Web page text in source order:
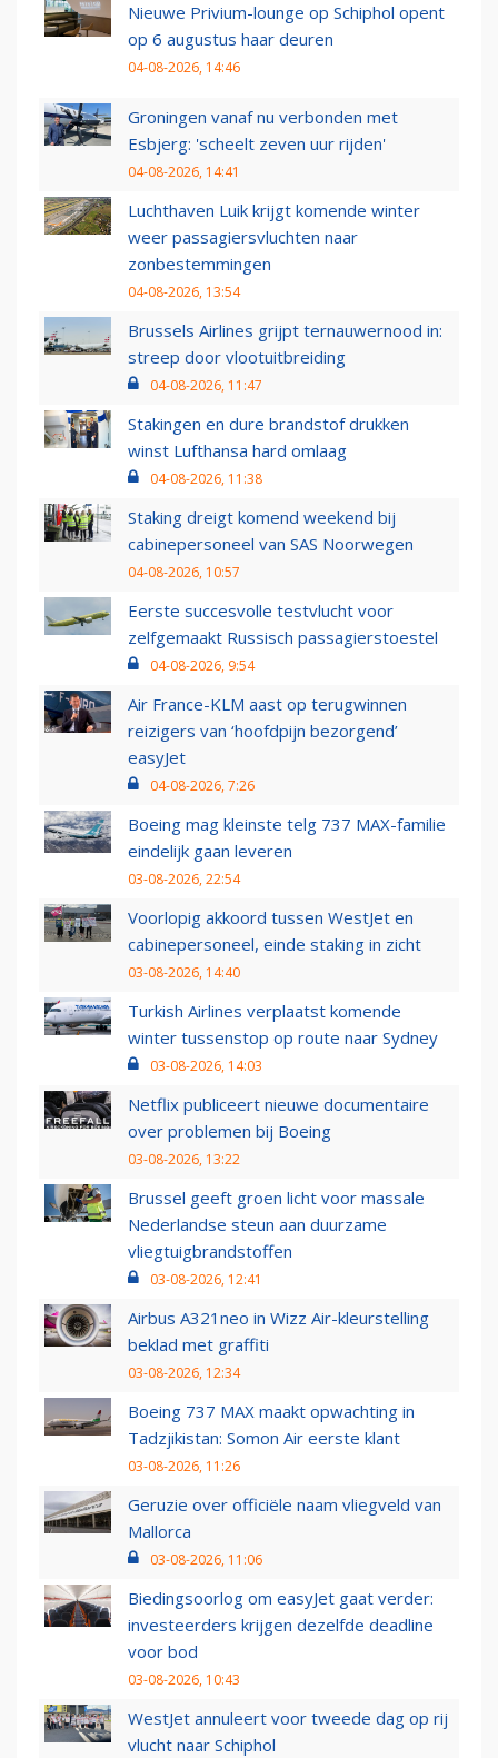
Nieuwe Privium-lounge op Schiphol opent
op 6 augustus haar deuren
04-08-2026, 14:46
Groningen vanaf nu verbonden met
Esbjerg: 'scheelt zeven uur rijden'
04-08-2026, 14:41
Luchthaven Luik krijgt komende winter
weer passagiersvluchten naar
zonbestemmingen
04-08-2026, 13:54
Brussels Airlines grijpt ternauwernood in:
streep door vlootuitbreiding
04-08-2026, 11:47
Stakingen en dure brandstof drukken
winst Lufthansa hard omlaag
04-08-2026, 11:38
Staking dreigt komend weekend bij
cabinepersoneel van SAS Noorwegen
04-08-2026, 10:57
Eerste succesvolle testvlucht voor
zelfgemaakt Russisch passagierstoestel
04-08-2026, 9:54
Air France-KLM aast op terugwinnen
reizigers van ‘hoofdpijn bezorgend’
easyJet
04-08-2026, 7:26
Boeing mag kleinste telg 737 MAX-familie
eindelijk gaan leveren
03-08-2026, 22:54
Voorlopig akkoord tussen WestJet en
cabinepersoneel, einde staking in zicht
03-08-2026, 14:40
Turkish Airlines verplaatst komende
winter tussenstop op route naar Sydney
03-08-2026, 14:03
Netflix publiceert nieuwe documentaire
over problemen bij Boeing
03-08-2026, 13:22
Brussel geeft groen licht voor massale
Nederlandse steun aan duurzame
vliegtuigbrandstoffen
03-08-2026, 12:41
Airbus A321neo in Wizz Air-kleurstelling
beklad met graffiti
03-08-2026, 12:34
Boeing 737 MAX maakt opwachting in
Tadzjikistan: Somon Air eerste klant
03-08-2026, 11:26
Geruzie over officiële naam vliegveld van
Mallorca
03-08-2026, 11:06
Biedingsoorlog om easyJet gaat verder:
investeerders krijgen dezelfde deadline
voor bod
03-08-2026, 10:43
WestJet annuleert voor tweede dag op rij
vlucht naar Schiphol